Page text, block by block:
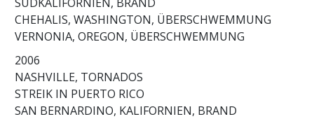
SÜDKALIFORNIEN, BRAND
CHEHALIS, WASHINGTON, ÜBERSCHWEMMUNG
VERNONIA, OREGON, ÜBERSCHWEMMUNG
2006
NASHVILLE, TORNADOS
STREIK IN PUERTO RICO
SAN BERNARDINO, KALIFORNIEN, BRAND